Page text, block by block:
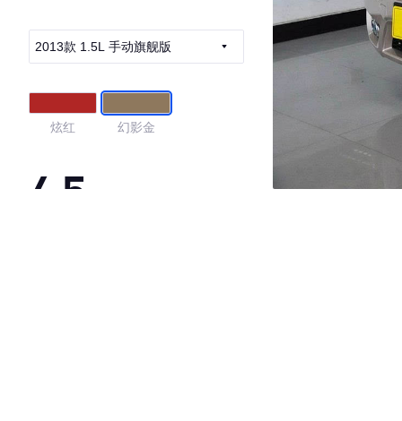
2013款 1.5L 手动旗舰版
炫红 幻影金
4.5